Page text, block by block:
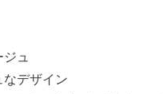
ュ
なデザイン